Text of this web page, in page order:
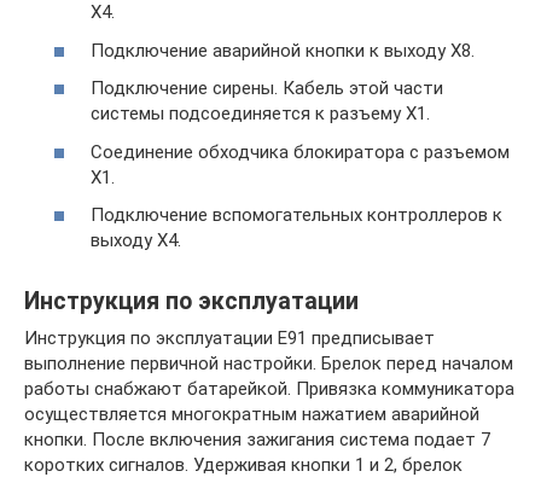
Х4.
Подключение аварийной кнопки к выходу Х8.
Подключение сирены. Кабель этой части
системы подсоединяется к разъему Х1.
Соединение обходчика блокиратора с разъемом
Х1.
Подключение вспомогательных контроллеров к
выходу Х4.
Инструкция по эксплуатации
Инструкция по эксплуатации E91 предписывает
выполнение первичной настройки. Брелок перед началом
работы снабжают батарейкой. Привязка коммуникатора
осуществляется многократным нажатием аварийной
кнопки. После включения зажигания система подает 7
коротких сигналов. Удерживая кнопки 1 и 2, брелок